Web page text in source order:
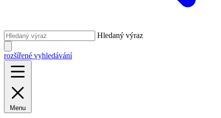
Hledaný výraz
rozšířené vyhledávání
Menu